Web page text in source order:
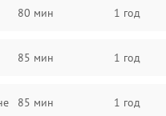
80 мин 1 год
85 мин 1 год
85 мин 1 год